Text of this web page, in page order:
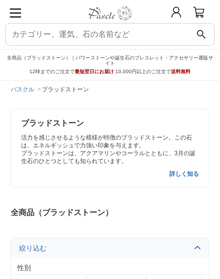
search
全商品（ブラッドストーン）｜パワーストーンや誕生石のブレスレット・アクセサリー通販サ
イト
12時までのご注文で最短翌日にお届け 10,000円以上のご注文で送料無料
パスクル ブラッドストーン
ブラッドストーン
活力を感じさせるような模様が特徴のブラッドストーン。この石
は、エネルギッシュで力強い印象を与えます。
ブラッドストーンは、アクアマリンやコーラルとともに、3月の誕
生石のひとつとしても知られています。
詳しく知る
全商品（ブラッドストーン）
絞り込む
性別